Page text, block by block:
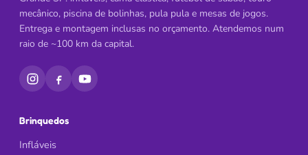
mecânico, piscina de bolinhas, pula pula e mesas de jogos.
Entrega e montagem inclusas no orçamento. Atendemos num
raio de ~100 km da capital.
Brinquedos
Infláveis